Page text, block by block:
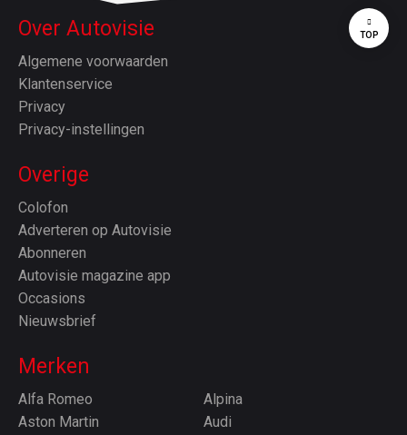
TOP
Over Autovisie
Algemene voorwaarden
Klantenservice
Privacy
Privacy-instellingen
Overige
Colofon
Adverteren op Autovisie
Abonneren
Autovisie magazine app
Occasions
Nieuwsbrief
Merken
Alfa Romeo
Alpina
Aston Martin
Audi